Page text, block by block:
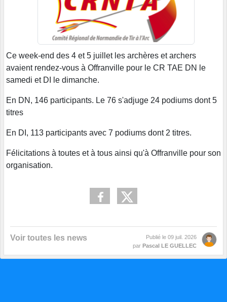
Ce week-end des 4 et 5 juillet les archères et archers
avaient rendez-vous à Offranville pour le CR TAE DN le
samedi et DI le dimanche.
En DN, 146 participants. Le 76 s'adjuge 24 podiums dont 5
titres
En DI, 113 participants avec 7 podiums dont 2 titres.
Félicitations à toutes et à tous ainsi qu'à Offranville pour son
organisation.
Voir toutes les news Publié le 09 juil. 2026
par Pascal LE GUELLEC